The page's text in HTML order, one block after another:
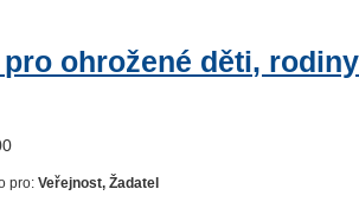
ohrožené děti,
pro:Veřejnost, Žadatel